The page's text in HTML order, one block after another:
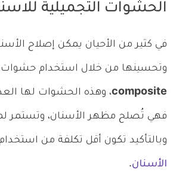
الحشوات التجميلية
في كثير من الأحيان يمكن إصلاح
وتحسينها من خلال استخدام حشوات
composite، وهذه الحشوات لها
فهي تُصلح مظهر الأسنان، وتستمر
وبالتأكيد تكون أقل تكلفة من استخدام
الأسنان.